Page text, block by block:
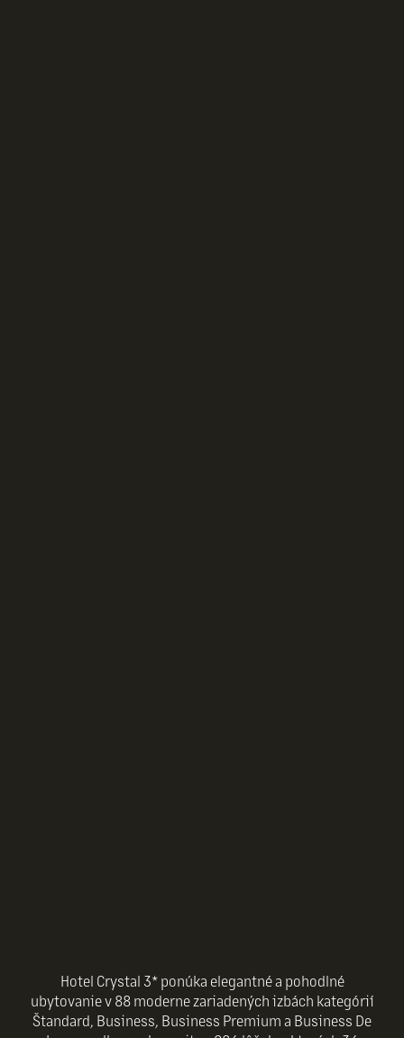
Hotel Crystal 3* ponúka elegantné a pohodlné
ubytovanie v 88 moderne zariadených izbách kategórií
Štandard, Business, Business Premium a Business De